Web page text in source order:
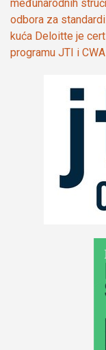
međunarodnih
odbora za
kuća Deloitte je
programu JTI i